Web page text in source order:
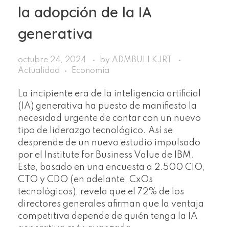
la adopción de la IA
generativa
octubre 24, 2024 by ADMBULLKJRT
Actualidad
Economía
La incipiente era de la inteligencia artificial
(IA) generativa ha puesto de manifiesto la
necesidad urgente de contar con un nuevo
tipo de liderazgo tecnológico. Así se
desprende de un nuevo estudio impulsado
por el Institute for Business Value de IBM.
Este, basado en una encuesta a 2.500 CIO,
CTO y CDO (en adelante, CxOs
tecnológicos), revela que el 72% de los
directores generales afirman que la ventaja
competitiva depende de quién tenga la IA